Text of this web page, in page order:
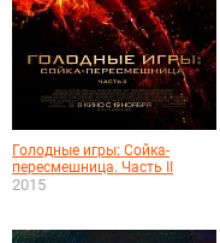
Голодные игры: Сойка-
пересмешница. Часть II
2015